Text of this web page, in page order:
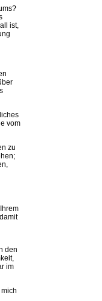
ist,
vom
zu
den
im